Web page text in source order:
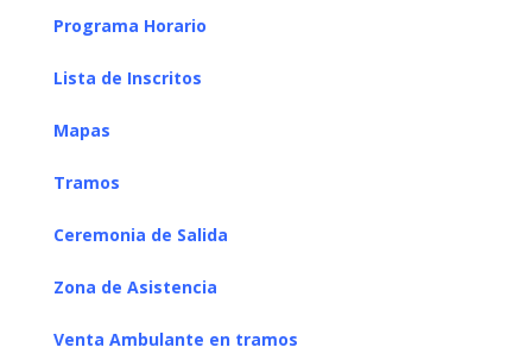
Programa Horario
Lista de Inscritos
Mapas
Tramos
Ceremonia de Salida
Zona de Asistencia
Venta Ambulante en tramos